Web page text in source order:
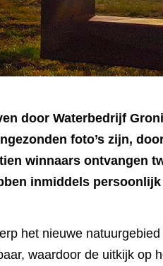
door Waterbedrijf
foto’s zijn,
winnaars ontvangen
inmiddels
het nieuwe
waardoor de uitkijk